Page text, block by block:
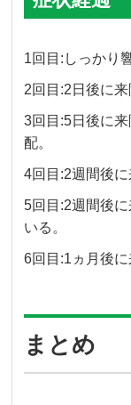
1回目:しっかり
2回目:2日後に来
3回目:5日後に
配。
4回目:2週間後に
5回目:2週間後
いる。
6回目:1ヵ月後に
まとめ